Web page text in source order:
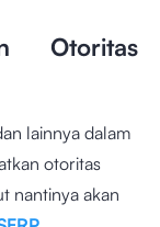
Otoritas
lainnya dalam
otoritas
nantinya akan